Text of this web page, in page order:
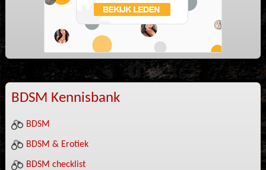
BDSM Kennisbank
BDSM
BDSM & Erotiek
BDSM checklist